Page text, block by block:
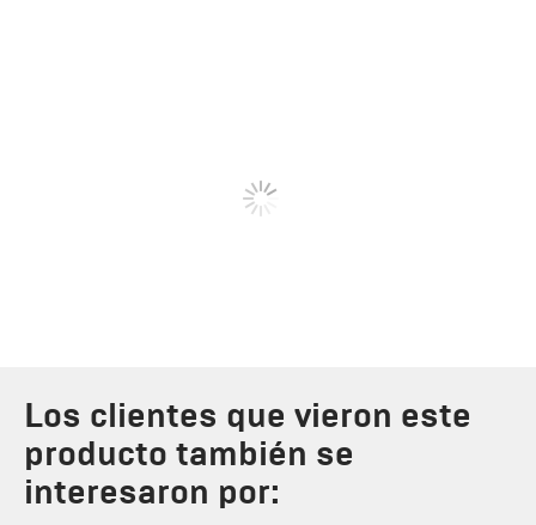
Los clientes que vieron este
producto también se
interesaron por: